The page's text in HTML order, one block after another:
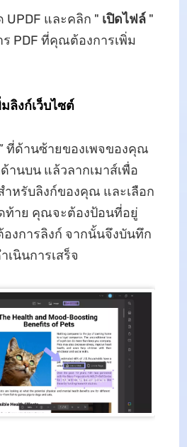
UPDF และคลิก " เปิดไฟล์"
ร PDF ที่คุณต้องการเพิ่ม
ลิงก์เว็บไซต์
ที่ด้านซ้ายของเพจของคุณ
านบน แล้วลากเมาส์เพื่อ
หรับลิงก์ของคุณ และเลือก
ท้าย คุณจะต้องป้อนที่อยู่
งการลิงก์ จากนั้นจึงบันทึก
เนินการเสร็จ